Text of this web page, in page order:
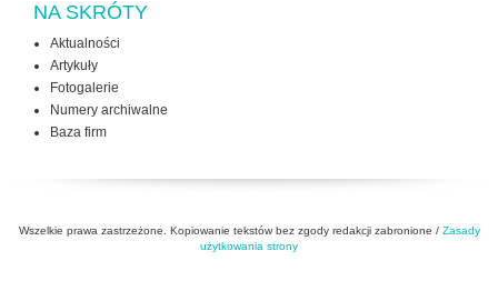
NA SKRÓTY
Aktualności
Artykuły
Fotogalerie
Numery archiwalne
Baza firm
Wszelkie prawa zastrzeżone. Kopiowanie tekstów bez zgody redakcji zabronione / Zasady
użytkowania strony